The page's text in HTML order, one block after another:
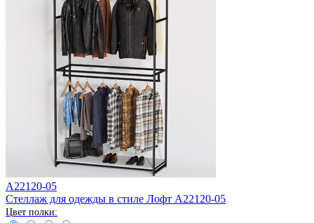
A22120-05
Стеллаж для одежды в стиле Лофт A22120-05